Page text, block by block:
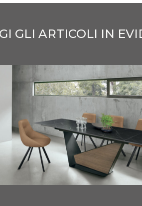
GLI ARTICOLI IN